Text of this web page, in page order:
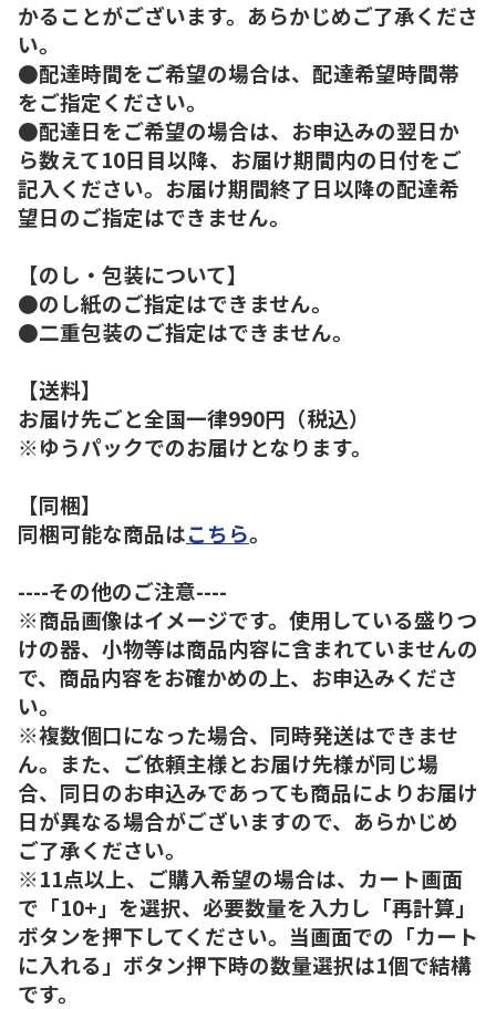
かることがございます。あらかじめご了承くださ
い。
●配達時間をご希望の場合は、配達希望時間帯
をご指定ください。
●配達日をご希望の場合は、お申込みの翌日か
ら数えて10日目以降、お届け期間内の日付をご
記入ください。お届け期間終了日以降の配達希
望日のご指定はできません。
【のし・包装について】
●のし紙のご指定はできません。
●二重包装のご指定はできません。
【送料】
お届け先ごと全国一律990円（税込）
※ゆうパックでのお届けとなります。
【同梱】
同梱可能な商品はこちら。
----その他のご注意----
※商品画像はイメージです。使用している盛りつ
けの器、小物等は商品内容に含まれていませんの
で、商品内容をお確かめの上、お申込みくださ
い。
※複数個口になった場合、同時発送はできませ
ん。また、ご依頼主様とお届け先様が同じ場
合、同日のお申込みであっても商品によりお届け
日が異なる場合がございますので、あらかじめ
ご了承ください。
※11点以上、ご購入希望の場合は、カート画面
で「10+」を選択、必要数量を入力し「再計算」
ボタンを押下してください。当画面での「カート
に入れる」ボタン押下時の数量選択は1個で結構
です。